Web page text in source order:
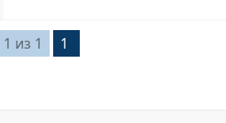
1 из 1 1